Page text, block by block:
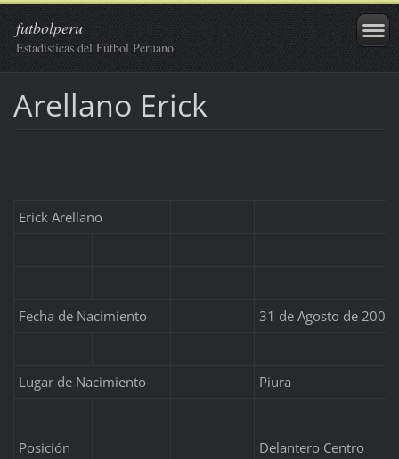
futbolperu
Estadísticas del Fútbol Peruano
Arellano Erick
Erick Arellano
Fecha de Nacimiento 31 de Agosto de 2007
Lugar de Nacimiento Piura
Posición Delantero Centro